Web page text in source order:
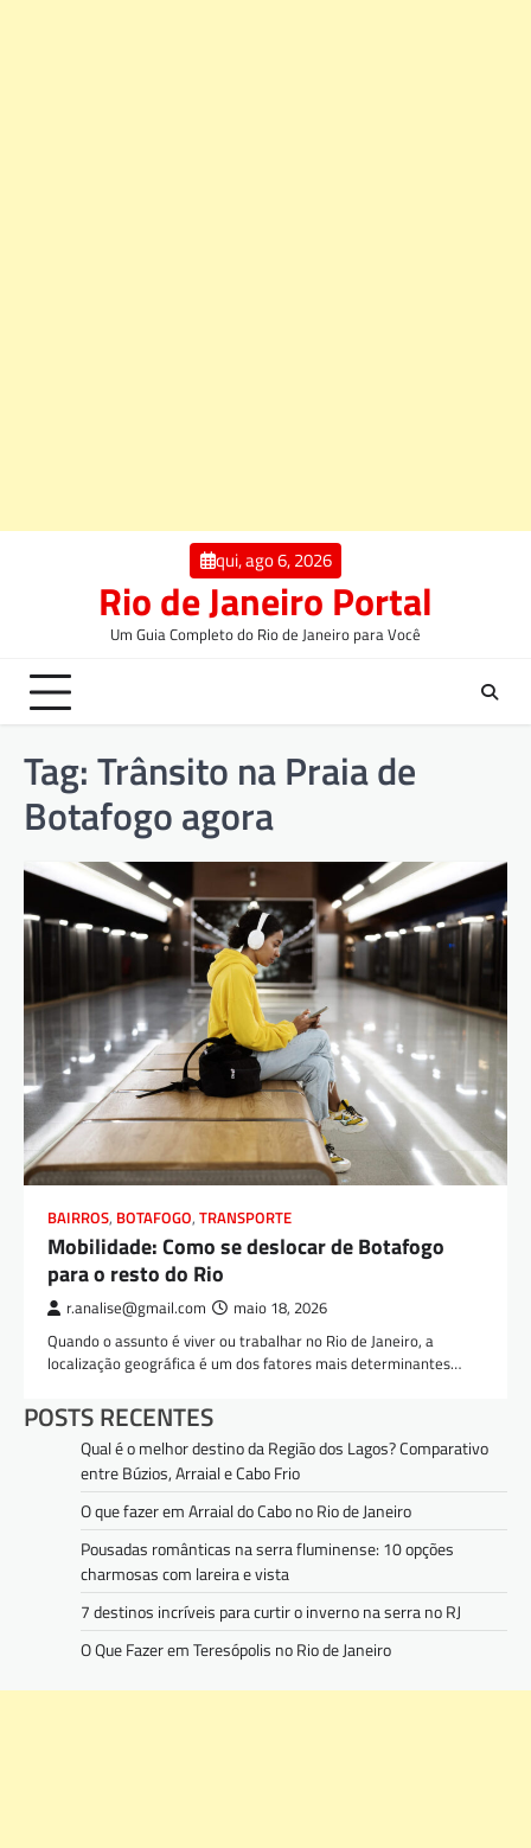
qui, ago 6, 2026
Rio de Janeiro Portal
Um Guia Completo do Rio de Janeiro para Você
Tag:Trânsito na Praia de
Botafogo agora
BAIRROS, BOTAFOGO, TRANSPORTE
Mobilidade: Como se deslocar de Botafogo
para o resto do Rio
r.analise@gmail.com maio 18, 2026
Quando o assunto é viver ou trabalhar no Rio de Janeiro, a
localização geográfica é um dos fatores mais determinantes…
POSTS RECENTES
Qual é o melhor destino da Região dos Lagos? Comparativo
entre Búzios, Arraial e Cabo Frio
O que fazer em Arraial do Cabo no Rio de Janeiro
Pousadas românticas na serra fluminense: 10 opções
charmosas com lareira e vista
7 destinos incríveis para curtir o inverno na serra no RJ
O Que Fazer em Teresópolis no Rio de Janeiro